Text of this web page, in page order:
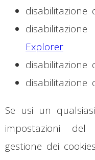
disabilitazione
Explorer
disabilitazione
disabilitazione
Se usi un
impostazioni
gestione dei